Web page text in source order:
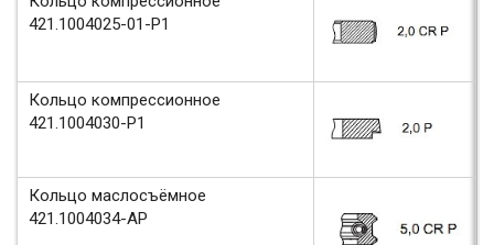
421.1004025-01-Р1
Кольцо компрессионное
421.1004030-Р1
Кольцо маслосъёмное
421.1004034-АР